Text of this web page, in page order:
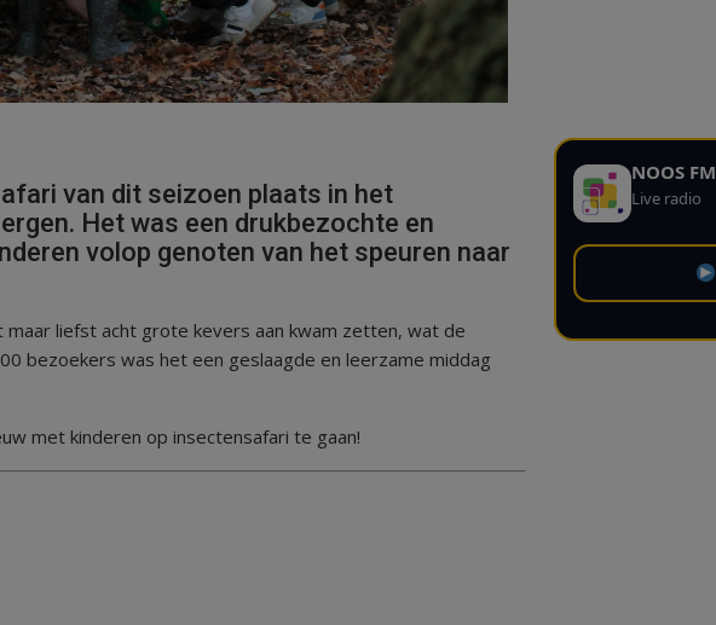
van dit seizoen plaats in het
Het was een drukbezochte en
volop genoten van het speuren naar
liefst acht grote kevers aan kwam zetten, wat de
bezoekers was het een geslaagde en leerzame middag
met kinderen op insectensafari te gaan!
NOOS FM
Live radio